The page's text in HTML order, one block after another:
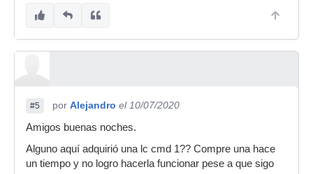
#5 por Alejandro el 10/07/2020
Amigos buenas noches.
Alguno aquí adquirió una lc cmd 1?? Compre una hace
un tiempo y no logro hacerla funcionar pese a que sigo